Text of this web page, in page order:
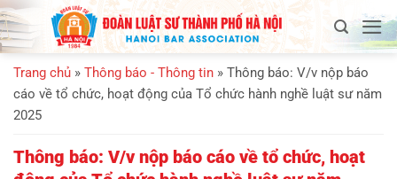
Bỏ
qua
nội
dung
Trang chủ » Thông báo - Thông tin » Thông báo: V/v nộp báo
cáo về tổ chức, hoạt động của Tổ chức hành nghề luật sư năm
2025
Thông báo: V/v nộp báo cáo về tổ chức, hoạt